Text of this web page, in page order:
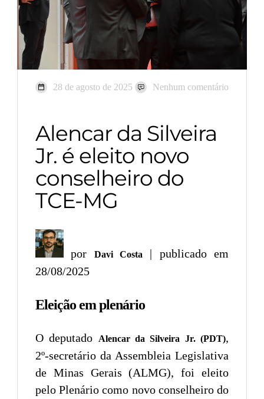
28 de agosto de 2025 Nenhum comentário
Alencar da Silveira
Jr. é eleito novo
conselheiro do
TCE-MG
por Davi Costa
| publicado em
28/08/2025
Eleição em plenário
O deputado Alencar da Silveira Jr. (PDT),
2º-secretário da Assembleia Legislativa
de Minas Gerais (ALMG), foi eleito
pelo Plenário como novo conselheiro do